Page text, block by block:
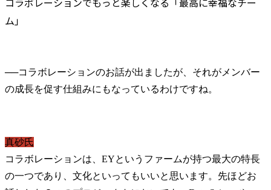
ム」
──コラボレーションのお話が出ましたが、それがメンバー
真砂氏
コラボレーションは、EYというファームが持つ最大の特長
の一つであり、文化といってもいいと思います。先ほどお